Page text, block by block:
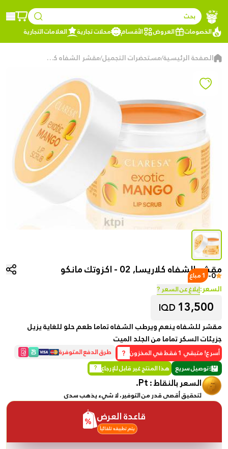
بحث
الخصومات
العروض الأقسام محلات تجارية العلامات التجارية
الصفحة الرئيسية/مستحضرات التجميل/ مقشر الشفاه كلاريسا, 02 - اكزوتك مانكو
مقشر الشفاه كلاريسا, 02 - اكزوتك مانكو
0
- 1 مباع
السعر:إبلاغ عن السعر ?
13,500
IQD
مقشر للشفاه ينعم ويرطب الشفاه تماما طعم حلو للغاية يزيل
جزيئات السكر تماما من الجلد الميت
أسرع! متبقي 1 فقط في المخزون ?
طرق الدفع المتوفرة
توصيل سريع هذا المنتج غير قابل للإرجاع ?
السعر بالنقاط :Pt.
لتحقيق أقصى قدر من التوفير، لا شيء يذهب سدى
قاعدة العرض
يتم تطبيقه تلقائياً